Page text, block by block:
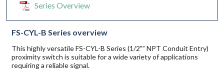
Series Overview
FS-CYL-B Series overview
This highly versatile FS-CYL-B Series (1/2"” NPT Conduit Entry)
proximity switch is suitable for a wide variety of applications
requiring a reliable signal.